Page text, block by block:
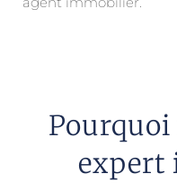
expert